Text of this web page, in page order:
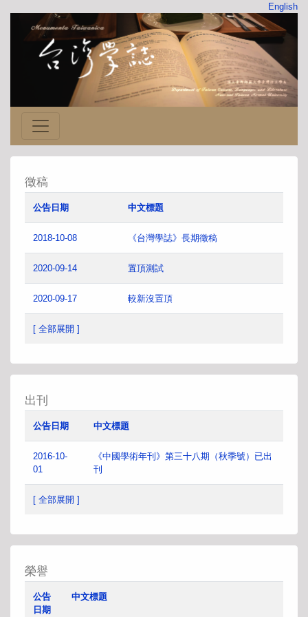
English
徵稿
公告日期 中文標題
2018-10-08 《台灣學誌》長期徵稿
2020-09-14 置頂測試
2020-09-17 較新沒置頂
[ 全部展開 ]
出刊
公告日期 中文標題
2016-10-
01
《中國學術年刊》第三十八期（秋季號）已出
刊
[ 全部展開 ]
榮譽
公告
日期
中文標題